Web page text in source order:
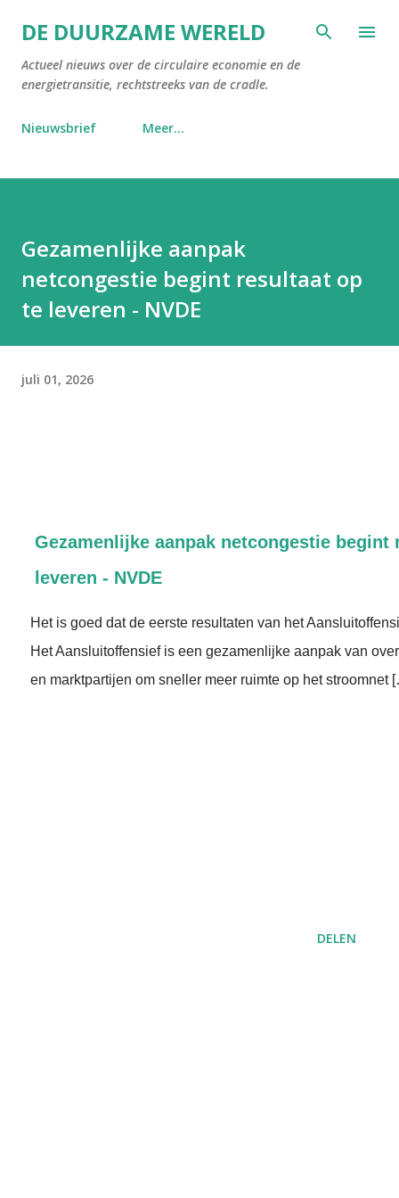
Doorgaan naar hoofdcontent
DE DUURZAME WERELD
Actueel nieuws over de circulaire economie en de
energietransitie, rechtstreeks van de cradle.
Nieuwsbrief Meer…
Gezamenlijke aanpak
netcongestie begint resultaat op
te leveren - NVDE
juli 01, 2026
Gezamenlijke aanpak netcongestie begint
leveren - NVDE
Het is goed dat de eerste resultaten van het
Het Aansluitoffensief is een gezamenlijke aanpak van
en marktpartijen om sneller meer ruimte op het stroomnet
DELEN